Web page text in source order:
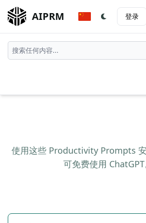
AIPRM 登录
使用这些 Productivity Prompts 安
可免费使用 ChatGPT